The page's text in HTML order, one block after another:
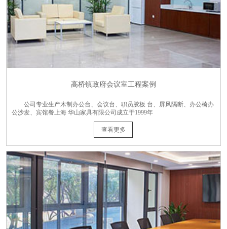
高桥镇政府会议室工程案例
公司专业生产木制办公台、会议台、职员胶板 台、屏风隔断、办公椅办
公沙发、宾馆餐上海 华山家具有限公司成立于1999年
查看更多